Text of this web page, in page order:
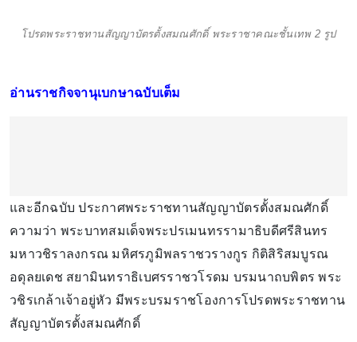
โปรดพระราชทานสัญญาบัตรตั้งสมณศักดิ์ พระราชาคณะชั้นเทพ 2 รูป
อ่านราชกิจจานุเบกษาฉบับเต็ม
และอีกฉบับ ประกาศพระราชทานสัญญาบัตรตั้งสมณศักดิ์
ความว่า พระบาทสมเด็จพระปรเมนทรรามาธิบดีศรีสินทร
มหาวชิราลงกรณ มหิศรภูมิพลราชวรางกูร กิติสิริสมบูรณ
อดุลยเดช สยามินทราธิเบศรราชวโรดม บรมนาถบพิตร พระ
วชิรเกล้าเจ้าอยู่หัว มีพระบรมราชโองการโปรดพระราชทาน
สัญญาบัตรตั้งสมณศักดิ์